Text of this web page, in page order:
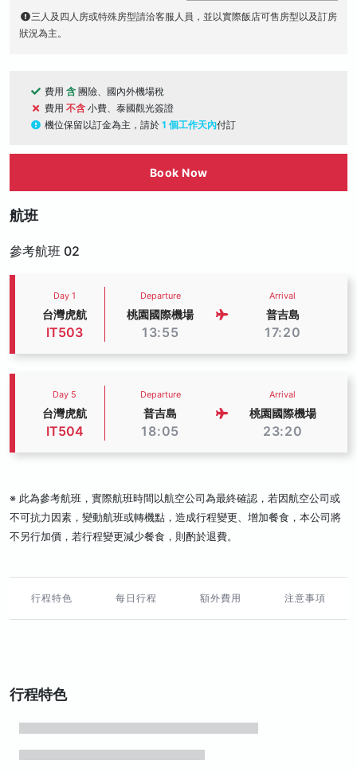
三人及四人房或特殊房型請洽客服人員，並以實際飯店可售房型以及訂房
狀況為主。
費用 含 團險、國內外機場稅
費用 不含 小費、泰國觀光簽證
機位保留以訂金為主，請於 1 個工作天內付訂
Book Now
航班
參考航班 02
Day 1
台灣虎航
IT503
Departure
桃園國際機場
13:55
Arrival
普吉島
17:20
Day 5
台灣虎航
IT504
Departure
普吉島
18:05
Arrival
桃園國際機場
23:20
※ 此為參考航班，實際航班時間以航空公司為最終確認，若因航空公司或
不可抗力因素，變動航班或轉機點，造成行程變更、增加餐食，本公司將
不另行加價，若行程變更減少餐食，則酌於退費。
行程特色 每日行程 額外費用 注意事項
行程特色